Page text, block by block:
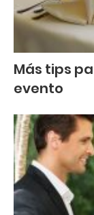
Más tips
evento